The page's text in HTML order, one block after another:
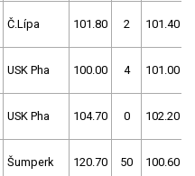
Č.Lípa 101.80 2 101.40
USK Pha 100.00 4 101.00
USK Pha 104.70 0 102.20
Šumperk 120.70 50 100.60